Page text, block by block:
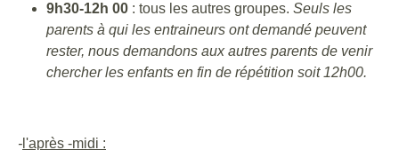
9h30-12h 00 : tous les autres groupes. Seuls les
parents à qui les entraineurs ont demandé peuvent
rester, nous demandons aux autres parents de venir
chercher les enfants en fin de répétition soit 12h00.
- l'après -midi :